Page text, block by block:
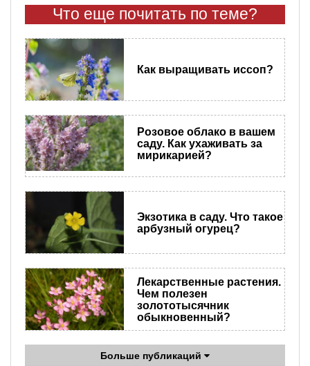
Что еще почитать по теме?
Как выращивать иссоп?
Розовое облако в вашем
саду. Как ухаживать за
мирикарией?
Экзотика в саду. Что такое
арбузный огурец?
Лекарственные растения.
Чем полезен
золототысячник
обыкновенный?
Больше публикаций